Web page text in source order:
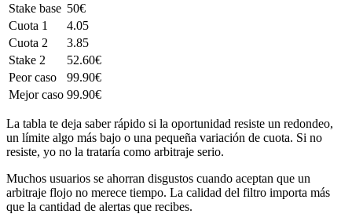
Stake base 50€
Cuota 1
4.05
Cuota 2
3.85
Stake 2
52.60€
Peor caso
99.90€
Mejor caso 99.90€
La tabla te deja saber rápido si la oportunidad resiste un redondeo,
un límite algo más bajo o una pequeña variación de cuota. Si no
resiste, yo no la trataría como arbitraje serio.
Muchos usuarios se ahorran disgustos cuando aceptan que un
arbitraje flojo no merece tiempo. La calidad del filtro importa más
que la cantidad de alertas que recibes.